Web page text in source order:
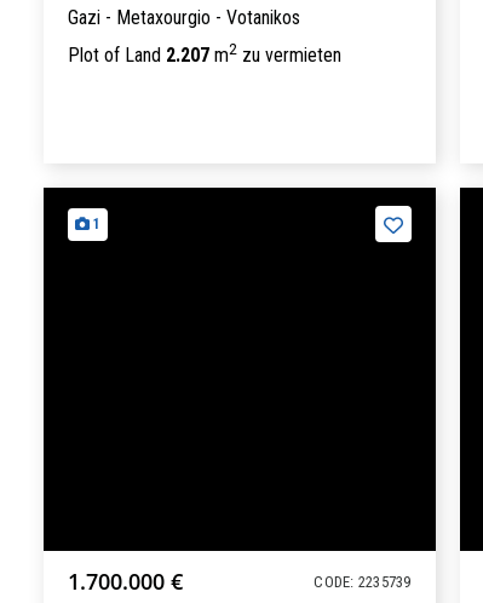
Gazi - Metaxourgio - Votanikos
Plot of Land 2.207 m2 zu vermieten
1
1.700.000 € CODE: 2235739